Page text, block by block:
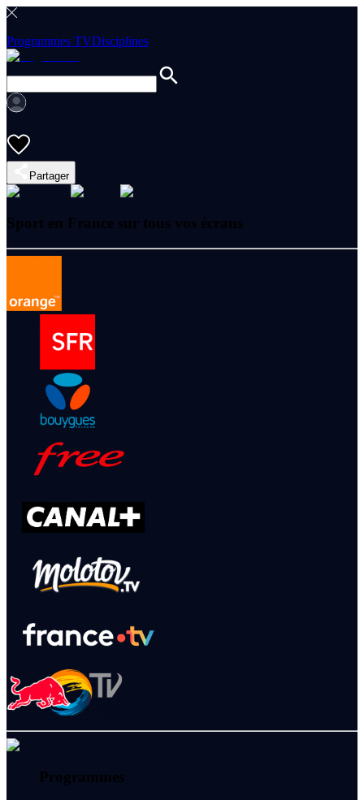
Programmes TVDisciplines
Partager
Sport en France sur tous vos écrans
Programmes